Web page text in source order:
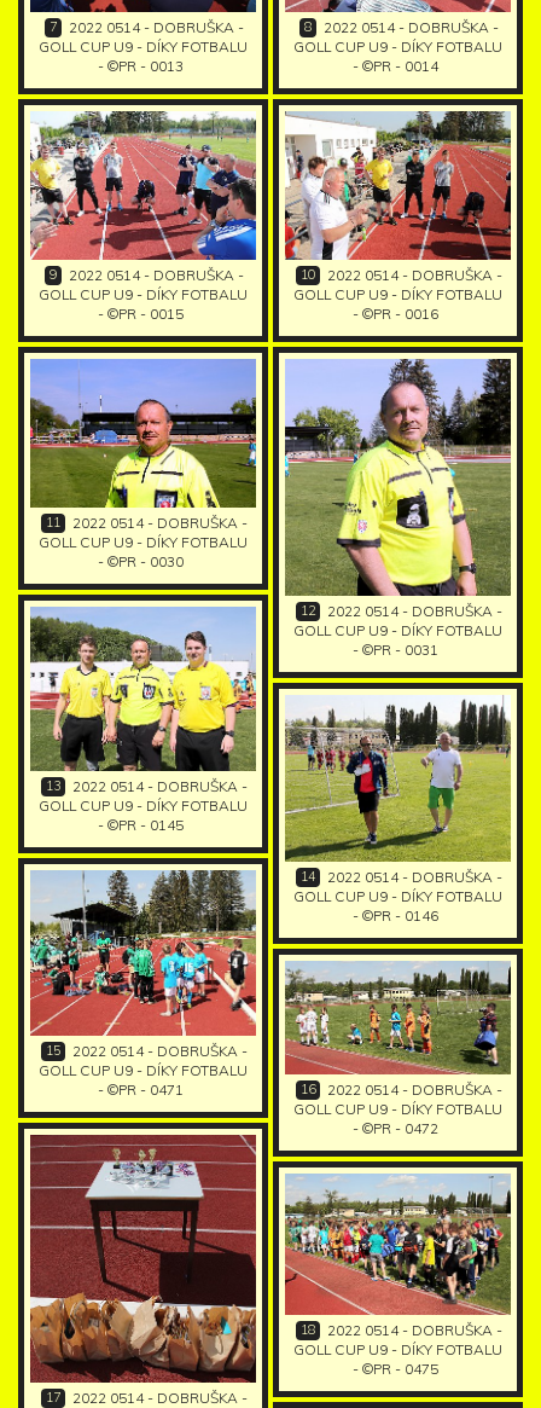
7
2022 0514 - DOBRUŠKA -
GOLL CUP U9 - DÍKY FOTBALU
- ©PR - 0013
8
2022 0514 - DOBRUŠKA -
GOLL CUP U9 - DÍKY FOTBALU
- ©PR - 0014
9
2022 0514 - DOBRUŠKA -
GOLL CUP U9 - DÍKY FOTBALU
- ©PR - 0015
10
2022 0514 - DOBRUŠKA -
GOLL CUP U9 - DÍKY FOTBALU
- ©PR - 0016
11
2022 0514 - DOBRUŠKA -
GOLL CUP U9 - DÍKY FOTBALU
- ©PR - 0030
12
2022 0514 - DOBRUŠKA -
GOLL CUP U9 - DÍKY FOTBALU
- ©PR - 0031
13
2022 0514 - DOBRUŠKA -
GOLL CUP U9 - DÍKY FOTBALU
- ©PR - 0145
14
2022 0514 - DOBRUŠKA -
GOLL CUP U9 - DÍKY FOTBALU
- ©PR - 0146
15
2022 0514 - DOBRUŠKA -
GOLL CUP U9 - DÍKY FOTBALU
- ©PR - 0471
16
2022 0514 - DOBRUŠKA -
GOLL CUP U9 - DÍKY FOTBALU
- ©PR - 0472
17 2022 0514 - DOBRUŠKA -
18
2022 0514 - DOBRUŠKA -
GOLL CUP U9 - DÍKY FOTBALU
- ©PR - 0475